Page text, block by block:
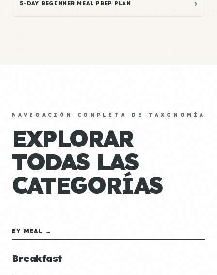
5-DAY BEGINNER MEAL PREP PLAN ›
NAVEGACIÓN COMPLETA DE TAXONOMÍA
EXPLORAR
TODAS LAS
CATEGORÍAS
BY MEAL →
Breakfast